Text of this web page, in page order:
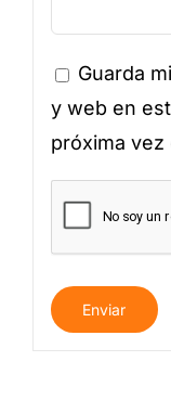
Guarda
y web en
próxima